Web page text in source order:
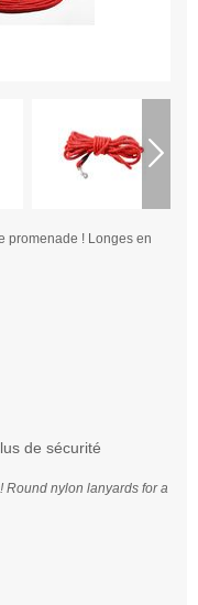
promenade ! Longes en
de sécurité
Round nylon lanyards for a